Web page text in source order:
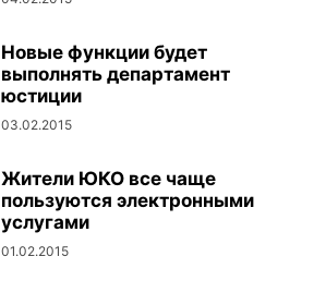
Новые функции будет
выполнять департамент
юстиции
03.02.2015
Жители ЮКО все чаще
пользуются электронными
услугами
01.02.2015